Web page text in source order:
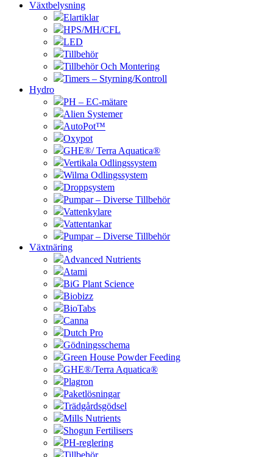
Växtbelysning
Elartiklar
HPS/MH/CFL
LED
Tillbehör
Tillbehör Och Montering
Timers – Styrning/Kontroll
Hydro
PH – EC-mätare
Alien Systemer
AutoPot™
Oxypot
GHE®/ Terra Aquatica®
Vertikala Odlingssystem
Wilma Odlingssystem
Droppsystem
Pumpar – Diverse Tillbehör
Vattenkylare
Vattentankar
Pumpar – Diverse Tillbehör
Växtnäring
Advanced Nutrients
Atami
BiG Plant Science
Biobizz
BioTabs
Canna
Dutch Pro
Gödningsschema
Green House Powder Feeding
GHE®/Terra Aquatica®
Plagron
Paketlösningar
Trädgårdsgödsel
Mills Nutrients
Shogun Fertilisers
PH-reglering
Tillbehör